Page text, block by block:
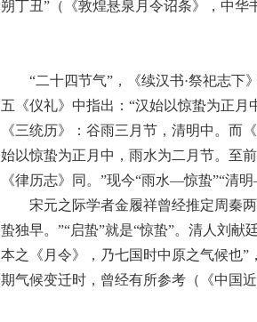
朔丁丑”（《敦煌悬泉月令诏条》，中
“二十四节气”，《续汉书·祭祀志
五《仪礼》中指出：“汉始以惊蛰为正
《三统历》：谷雨三月节，清明中。而
始以惊蛰为正月中，雨水为二月节。至
《律历志》同。”现今“雨水—惊蛰”“清
宋元之际学者金履祥曾经推定周秦
蛰独早。”“启蛰”就是“惊蛰”。清人刘
本之《月令》，乃七国时中原之气候也”
期气候变迁时，曾经有所参考（《中国